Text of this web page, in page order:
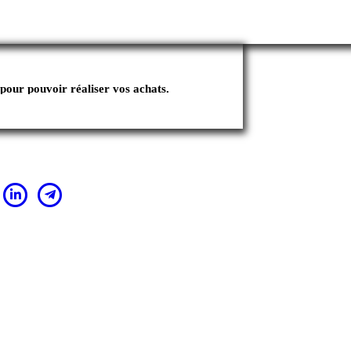
pouvoir réaliser vos achats.